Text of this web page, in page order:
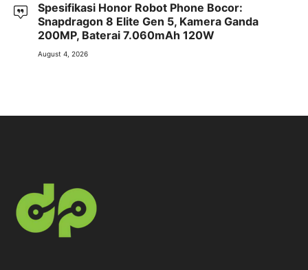
Spesifikasi Honor Robot Phone Bocor:
Snapdragon 8 Elite Gen 5, Kamera Ganda
200MP, Baterai 7.060mAh 120W
August 4, 2026